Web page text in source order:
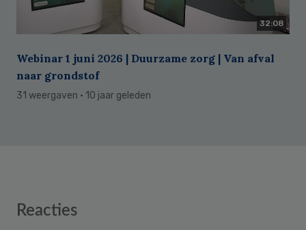
32:08
Webinar 1 juni 2026 | Duurzame zorg | Van afval
naar grondstof
31 weergaven · 10 jaar geleden
Reader
Reacties